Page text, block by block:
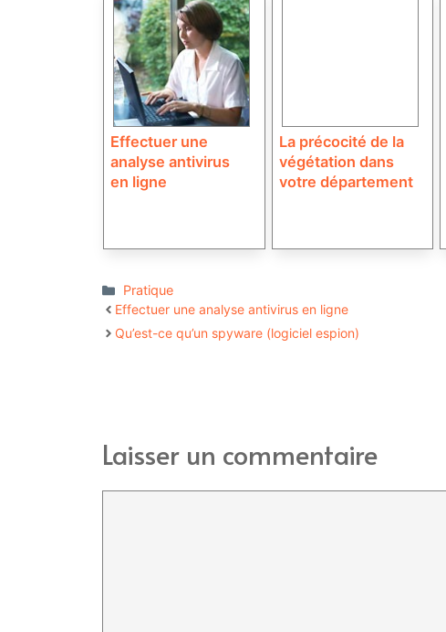
Effectuer une
analyse antivirus
en ligne
La précocité de la
végétation dans
votre département
Catégories
Pratique
Effectuer une analyse antivirus en ligne
Qu’est-ce qu’un spyware (logiciel espion)
Laisser un commentaire